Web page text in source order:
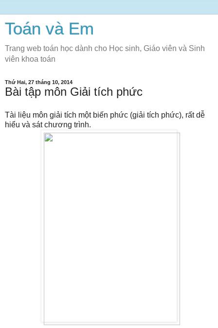
Toán và Em
Trang web toán học dành cho Học sinh, Giáo viên và Sinh
viên khoa toán
Thứ Hai, 27 tháng 10, 2014
Bài tập môn Giải tích phức
Tài liệu môn giải tích một biến phức (giải tích phức), rất dễ
hiểu và sát chương trình.